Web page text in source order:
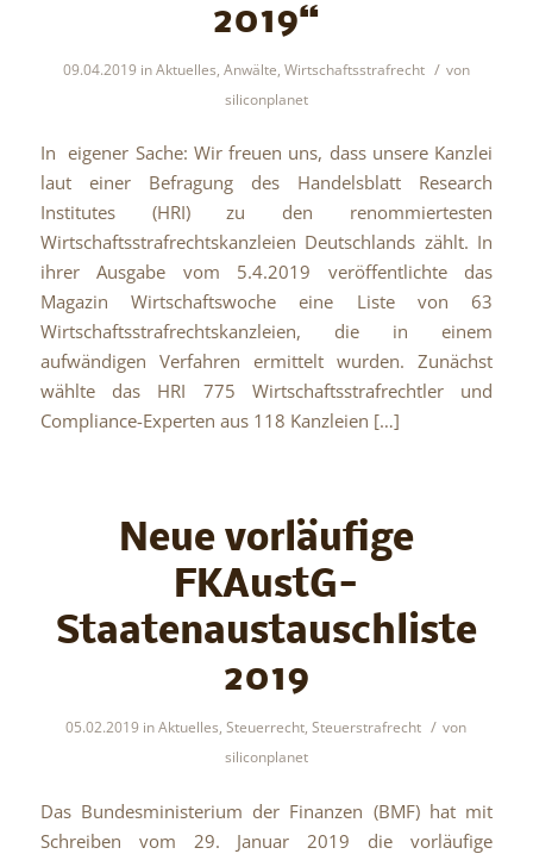
2019“
09.04.2019 inAktuelles, Anwälte, Wirtschaftsstrafrecht / von
siliconplanet
In eigener Sache: Wir freuen uns, dass unsere Kanzlei
laut einer Befragung des Handelsblatt Research
Institutes (HRI) zu den renommiertesten
Wirtschaftsstrafrechtskanzleien Deutschlands zählt. In
ihrer Ausgabe vom 5.4.2019 veröffentlichte das
Magazin Wirtschaftswoche eine Liste von 63
Wirtschaftsstrafrechtskanzleien, die in einem
aufwändigen Verfahren ermittelt wurden. Zunächst
wählte das HRI 775 Wirtschaftsstrafrechtler und
Compliance-Experten aus 118 Kanzleien […]
Neue vorläufige
FKAustG-
Staatenaustauschliste
2019
05.02.2019 inAktuelles,Steuerrecht,Steuerstrafrecht / von
siliconplanet
Das Bundesministerium der Finanzen (BMF) hat mit
Schreiben vom 29. Januar 2019 die vorläufige